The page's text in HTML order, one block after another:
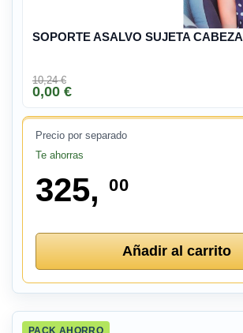
SOPORTE ASALVO SUJETA CABEZA
10,24 €
0,00 €
Precio por separado
Te ahorras
325, 00
Añadir al carrito
PACK AHORRO